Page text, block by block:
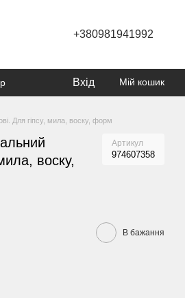
+380981941992
Вхід Мій кошик
Для гіпсу, мила, воску, форм
воску,
Артикул
974607358
В бажання